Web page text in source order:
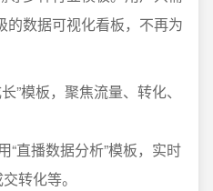
的数据可视化看板，不再为
”模板，聚焦流量、转化、
“直播数据分析”模板，实时
转化等。